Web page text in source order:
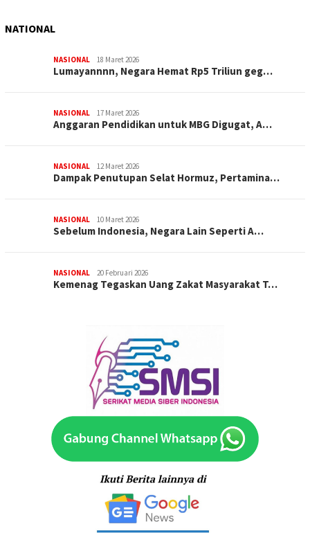
NATIONAL
NASIONAL 18 Maret 2026
Lumayannnn, Negara Hemat Rp5 Triliun geg…
NASIONAL 17 Maret 2026
Anggaran Pendidikan untuk MBG Digugat, A…
NASIONAL 12 Maret 2026
Dampak Penutupan Selat Hormuz, Pertamina…
NASIONAL 10 Maret 2026
Sebelum Indonesia, Negara Lain Seperti A…
NASIONAL 20 Februari 2026
Kemenag Tegaskan Uang Zakat Masyarakat T…